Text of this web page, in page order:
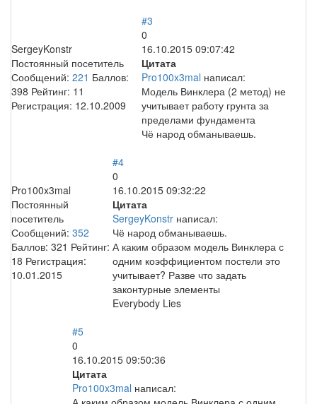
SergeyKonstr
Постоянный посетитель
Сообщений: 221 Баллов:
398 Рейтинг: 11
Регистрация: 12.10.2009
#3
0
16.10.2015 09:07:42
Цитата
Pro100x3mal написал:
Модель Винклера (2 метод) не
учитывает работу грунта за
пределами фундамента
Чё народ обманываешь.
Pro100x3mal
Постоянный
посетитель
Сообщений: 352
Баллов: 321 Рейтинг:
18 Регистрация:
10.01.2015
#4
0
16.10.2015 09:32:22
Цитата
SergeyKonstr написал:
Чё народ обманываешь.
А каким образом модель Винклера с
одним коэффициентом постели это
учитывает? Разве что задать
законтурные элементы
Everybody Lies
#5
0
16.10.2015 09:50:36
Цитата
Pro100x3mal написал: